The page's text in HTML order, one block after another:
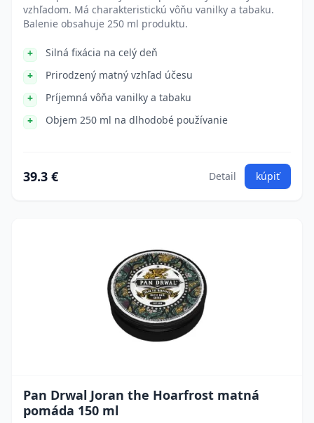
vzhľadom. Má charakteristickú vôňu vanilky a tabaku.
Balenie obsahuje 250 ml produktu.
Silná fixácia na celý deň
Prirodzený matný vzhľad účesu
Príjemná vôňa vanilky a tabaku
Objem 250 ml na dlhodobé používanie
39.3 € Detail kúpiť
Pan Drwal Joran the Hoarfrost matná
pomáda 150 ml